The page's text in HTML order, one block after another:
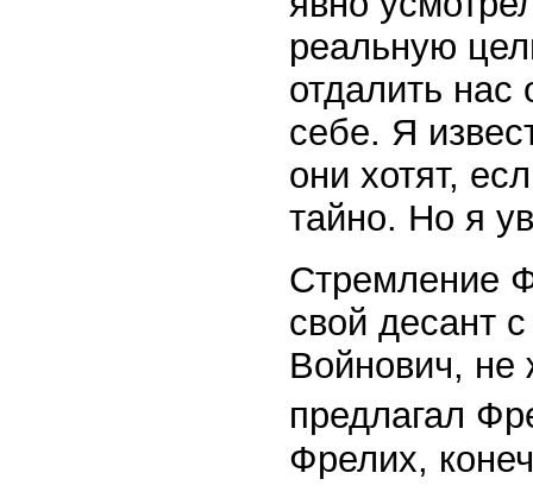
реальную
отдалить нас
себе. Я
они хотят,
тайно. Но я
Стремление
свой десант
Войнович, не
предлагал
Фрелих,